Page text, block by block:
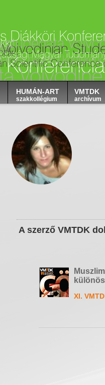
HUMÁN-ART
szakkollégium
VMTDK
archívum
A szerző VMTDK
XI.